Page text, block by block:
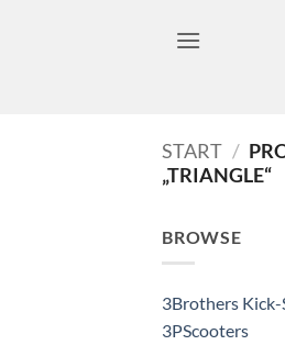
START /
„TRIANGLE“
BROWSE
3Brothers
3PScooters